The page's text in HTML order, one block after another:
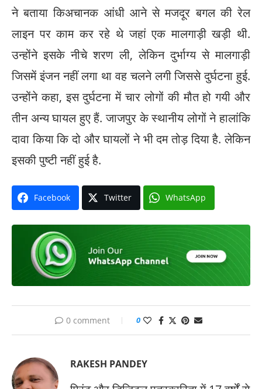
ने बताया किअचानक आंधी आने से मजदूर बगल की रेल
लाइन पर काम कर रहे थे जहां एक मालगाड़ी खड़ी थी.
उन्होंने इसके नीचे शरण ली, लेकिन दुर्भाग्य से मालगाड़ी
जिसमें इंजन नहीं लगा था वह चलने लगी जिससे दुर्घटना हुई.
उन्होंने कहा, इस दुर्घटना में चार लोगों की मौत हो गयी और
तीन अन्य घायल हुए हैं. जाजपुर के स्थानीय लोगों ने हालांकि
दावा किया कि दो और घायलों ने भी दम तोड़ दिया है. लेकिन
इसकी पुष्टी नहीं हुई है.
Facebook Twitter WhatsApp
0 comment 0
RAKESH PANDEY